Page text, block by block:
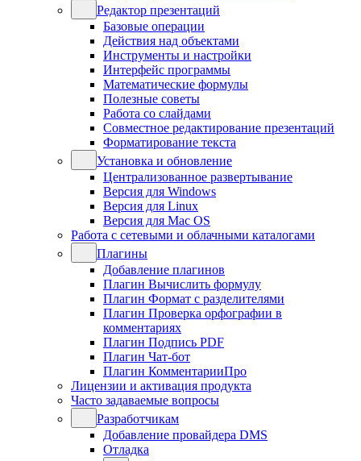
Редактор презентаций
Базовые операции
Действия над объектами
Инструменты и настройки
Интерфейс программы
Математические формулы
Полезные советы
Работа со слайдами
Совместное редактирование презентаций
Форматирование текста
Установка и обновление
Централизованное развертывание
Версия для Windows
Версия для Linux
Версия для Mac OS
Работа с сетевыми и облачными каталогами
Плагины
Добавление плагинов
Плагин Вычислить формулу
Плагин Формат с разделителями
Плагин Проверка орфографии в
комментариях
Плагин Подпись PDF
Плагин Чат-бот
Плагин КомментарииПро
Лицензии и активация продукта
Часто задаваемые вопросы
Разработчикам
Добавление провайдера DMS
Отладка